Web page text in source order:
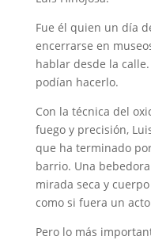
Fue él quien un día
encerrarse en
hablar desde la
podían hacerlo.
Con la técnica del
fuego y precisión,
que ha terminado
barrio. Una
mirada seca y
como si fuera un
Pero lo más